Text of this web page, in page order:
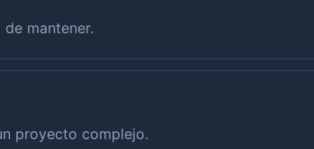
mantener.
proyecto complejo.